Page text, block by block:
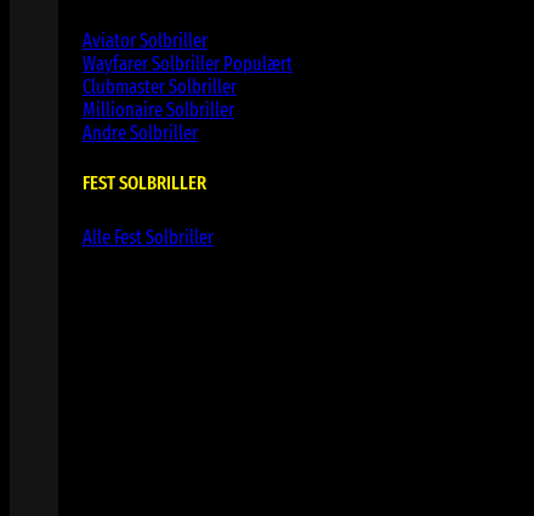
Aviator Solbriller
Wayfarer Solbriller
Clubmaster Solbriller
Millionaire Solbriller
Andre Solbriller
FEST SOLBRILLER
Alle Fest Solbriller